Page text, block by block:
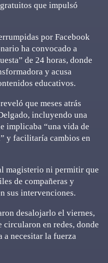
que impulsó
por Facebook
ha convocado a
de 24 horas, donde
y acusa
educativos.
que meses atrás
incluyendo una
implicaba “una vida de
y facilitaría cambios en
magisterio ni permitir que
de compañeras y
sus intervenciones.
desalojarlo el viernes,
en redes, donde
a necesitar la fuerza